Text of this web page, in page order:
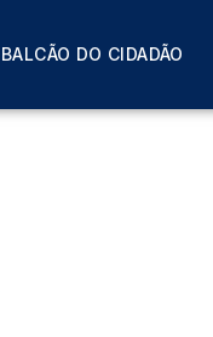
BALCÃO DO CIDADÃO